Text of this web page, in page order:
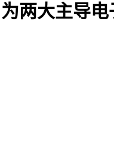
两大主导